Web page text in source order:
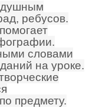
ребусов.
словами
на уроке.
предмету.